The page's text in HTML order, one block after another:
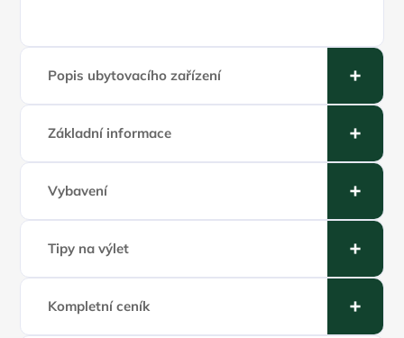
Popis ubytovacího zařízení
Základní informace
Vybavení
Tipy na výlet
Kompletní ceník